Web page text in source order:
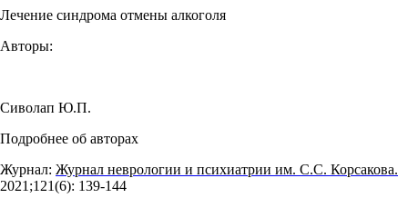
Лечение синдрома отмены алкоголя
Авторы:
Сиволап Ю.П.
Подробнее об авторах
Журнал: Журнал неврологии и психиатрии им. С.С. Корсакова.
2021;121(6): 139‑144